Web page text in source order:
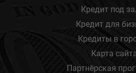
Кредит под
Кредит для
Кредиты в
Карта
Партнёрская